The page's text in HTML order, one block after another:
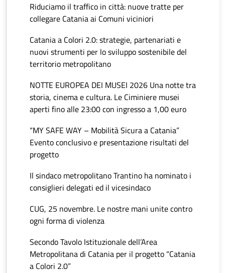
Riduciamo il traffico in città: nuove tratte per
collegare Catania ai Comuni viciniori
Catania a Colori 2.0: strategie, partenariati e
nuovi strumenti per lo sviluppo sostenibile del
territorio metropolitano
NOTTE EUROPEA DEI MUSEI 2026 Una notte tra
storia, cinema e cultura. Le Ciminiere musei
aperti fino alle 23:00 con ingresso a 1,00 euro
“MY SAFE WAY – Mobilità Sicura a Catania”
Evento conclusivo e presentazione risultati del
progetto
Il sindaco metropolitano Trantino ha nominato i
consiglieri delegati ed il vicesindaco
CUG, 25 novembre. Le nostre mani unite contro
ogni forma di violenza
Secondo Tavolo Istituzionale dell’Area
Metropolitana di Catania per il progetto “Catania
a Colori 2.0”